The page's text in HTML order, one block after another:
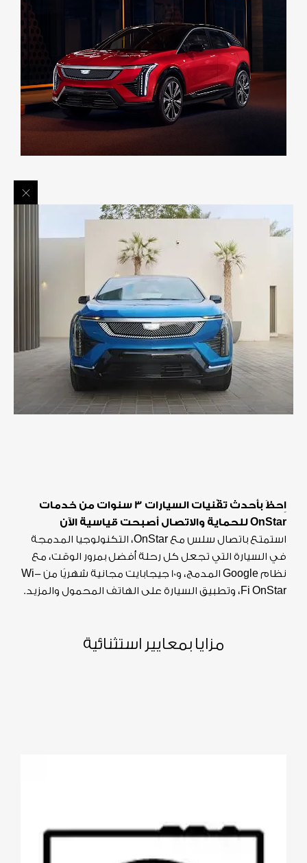
اِحظَ بأحدث تقْنيات السيارات
3 سنوات من خدمات
OnStar للحماية والاتصال أصبحت قياسية الآن
استمتع باتصال سلس مع OnStar، التكنولوجيا المدمجة
في السيارة التي تجعل كل رحلة أفضل بمرور الوقت، مع
نظام Google المدمج، و10 جيجابايت مجانية شهريًا من Wi-
Fi OnStar، وتطبيق السيارة على الهاتف المحمول والمزيد.
مزايا بمعايير استثنائية